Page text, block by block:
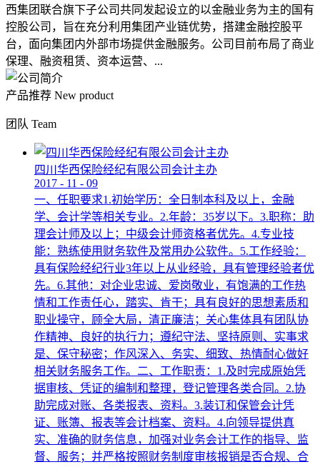
西集团联合旗下子公司共同发起设立的以金融业务为主的国有
控股公司，旨在充分利用集团产业链优势，搭建金融控股平
台，面向集团内外部市场提供金融服务。公司目前布局了商业
保理、融资租赁、资本运营、...
产品推荐 New product
团队 Team
四川华西保险经纪有限公司会计主办
2017 - 11 - 09
一、任职要求1.初始学历：全日制本科及以上，金融
学、会计学等相关专业。2.年龄：35岁以下。3.职称：助
理会计师及以上；中级会计师资格者优先。4.专业技
能：熟练使用财务软件及常用办公软件。5.工作经验：
具有保险经纪行业3年以上从业经验，具有管理经验者优
先。6.其他：对企业忠诚、爱岗敬业，有饱满的工作热
情和工作责任心，踏实、肯干；具有良好的思想素质和
职业操守，顾全大局，清正廉洁；关心集体具有团队协
作精神、良好的执行力；遵纪守法、坚持原则、实事求
是、保守秘密；作风深入、务实、细致、热情耐心做好
相关财务服务工作。二、工作职责：1.及时完成原始凭
据审核、凭证的编制和整理，登记管理各类合同。2.协
助完成对账、各类报表、资料。3.装订和保管会计凭
证、账簿、报表等会计档案、资料。4.向领导提供真
实、准确的财务信息，加强对业务会计工作的指导、监
督、服务；并严格按照财务制度审核报销是否合规、合